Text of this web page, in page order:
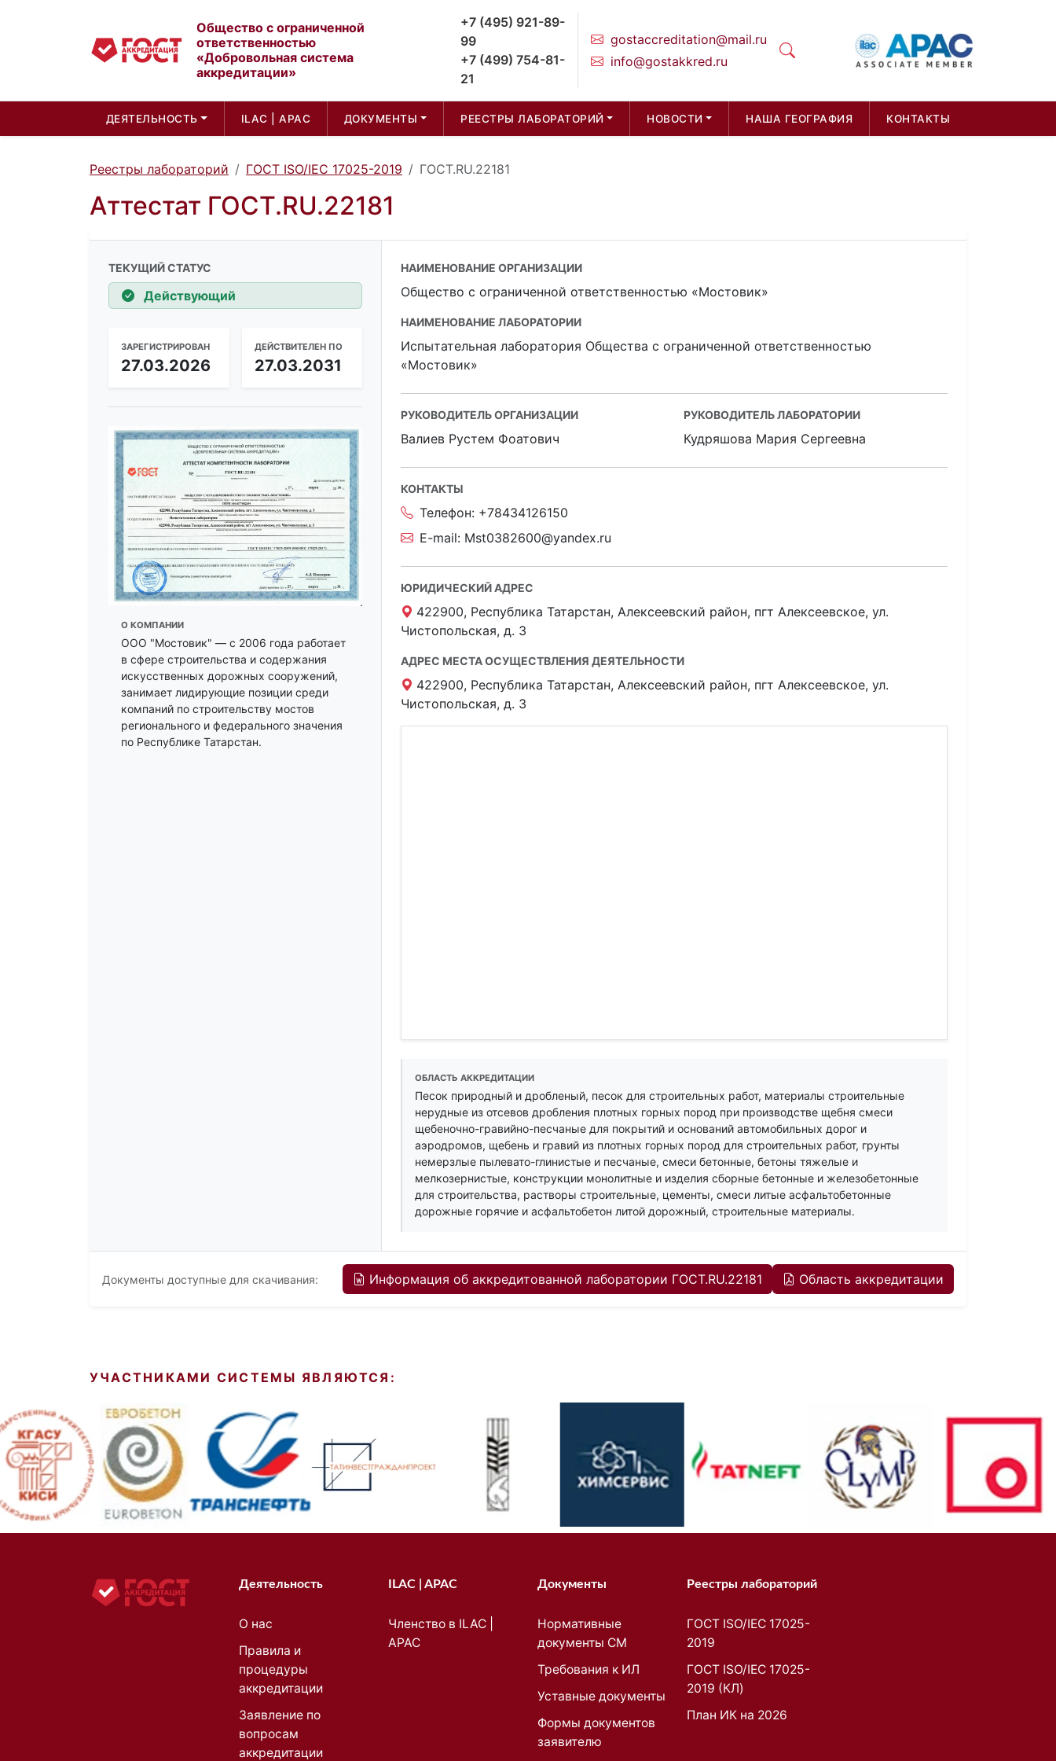
Общество с ограниченной
ответственностью
«Добровольная система
аккредитации»
+7 (495) 921-89-
99
+7 (499) 754-81-
21
gostaccreditation@mail.ru
info@gostakkred.ru
ДЕЯТЕЛЬНОСТЬ ILAC | APAC ДОКУМЕНТЫ РЕЕСТРЫ ЛАБОРАТОРИЙ НОВОСТИ НАША ГЕОГРАФИЯ КОНТАКТЫ
Реестры лабораторий ГОСТ ISO/IEC 17025-2019 ГОСТ.RU.22181
Аттестат ГОСТ.RU.22181
ТЕКУЩИЙ СТАТУС
Действующий
ЗАРЕГИСТРИРОВАН
27.03.2026
ДЕЙСТВИТЕЛЕН ПО
27.03.2031
О КОМПАНИИ
ООО "Мостовик" — с 2006 года работает
в сфере строительства и содержания
искусственных дорожных сооружений,
занимает лидирующие позиции среди
компаний по строительству мостов
регионального и федерального значения
по Республике Татарстан.
НАИМЕНОВАНИЕ ОРГАНИЗАЦИИ
Общество с ограниченной ответственностью «Мостовик»
НАИМЕНОВАНИЕ ЛАБОРАТОРИИ
Испытательная лаборатория Общества с ограниченной ответственностью
«Мостовик»
РУКОВОДИТЕЛЬ ОРГАНИЗАЦИИ
Валиев Рустем Фоатович
РУКОВОДИТЕЛЬ ЛАБОРАТОРИИ
Кудряшова Мария Сергеевна
КОНТАКТЫ
Телефон: +78434126150
E-mail: Mst0382600@yandex.ru
ЮРИДИЧЕСКИЙ АДРЕС
422900, Республика Татарстан, Алексеевский район, пгт Алексеевское, ул.
Чистопольская, д. 3
АДРЕС МЕСТА ОСУЩЕСТВЛЕНИЯ ДЕЯТЕЛЬНОСТИ
422900, Республика Татарстан, Алексеевский район, пгт Алексеевское, ул.
Чистопольская, д. 3
ОБЛАСТЬ АККРЕДИТАЦИИ
Песок природный и дробленый, песок для строительных работ, материалы строительные
нерудные из отсевов дробления плотных горных пород при производстве щебня смеси
щебеночно-гравийно-песчаные для покрытий и оснований автомобильных дорог и
аэродромов, щебень и гравий из плотных горных пород для строительных работ, грунты
немерзлые пылевато-глинистые и песчаные, смеси бетонные, бетоны тяжелые и
мелкозернистые, конструкции монолитные и изделия сборные бетонные и железобетонные
для строительства, растворы строительные, цементы, смеси литые асфальтобетонные
дорожные горячие и асфальтобетон литой дорожный, строительные материалы.
Документы доступные для скачивания: Информация об аккредитованной лаборатории ГОСТ.RU.22181 Область аккредитации
УЧАСТНИКАМИ СИСТЕМЫ ЯВЛЯЮТСЯ:
Деятельность
О нас
Правила и
процедуры
аккредитации
Заявление по
вопросам
аккредитации
ILAC | APAC
Членство в ILAC |
APAC
Документы
Нормативные
документы СМ
Требования к ИЛ
Уставные документы
Формы документов
заявителю
Реестры лабораторий
ГОСТ ISO/IEC 17025-
2019
ГОСТ ISO/IEC 17025-
2019 (КЛ)
План ИК на 2026